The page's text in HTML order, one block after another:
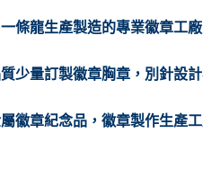
條龍生產製造的專業徽章工
少量訂製徽章胸章，別針設
徽章紀念品，徽章製作生產